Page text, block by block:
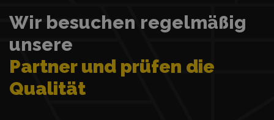
Wir besuchen regelmäßig
unsere
Partner und prüfen die
Qualität